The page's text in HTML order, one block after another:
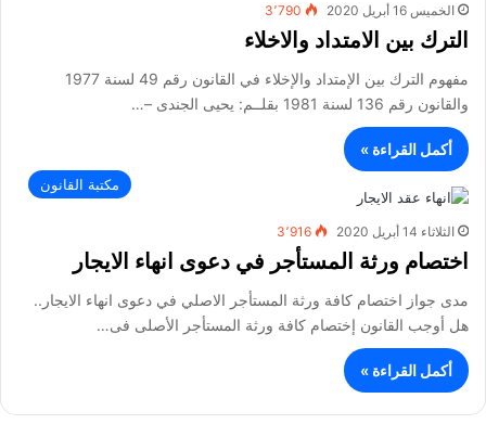
الخميس 16 أبريل 2020 3٬790
الترك بين الامتداد والاخلاء
مفهوم الترك بين الإمتداد والإخلاء في القانون رقم 49 لسنة 1977
والقانون رقم 136 لسنة 1981 بقلــم: يحيى الجندى –…
أكمل القراءة »
مكتبة القانون
الثلاثاء 14 أبريل 2020 3٬916
اختصام ورثة المستأجر في دعوى انهاء الايجار
مدى جواز اختصام كافة ورثة المستأجر الاصلي في دعوى انهاء الايجار..
هل أوجب القانون إختصام كافة ورثة المستأجر الأصلى فى…
أكمل القراءة »